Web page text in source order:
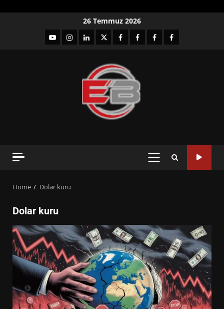
26 Temmuz 2026
YouTubeInstagram
LinkedIntwitterfacebook-Facebook-
Facebook-Facebook-
PRIMARY
Home Dolar kuru
Dolar kuru